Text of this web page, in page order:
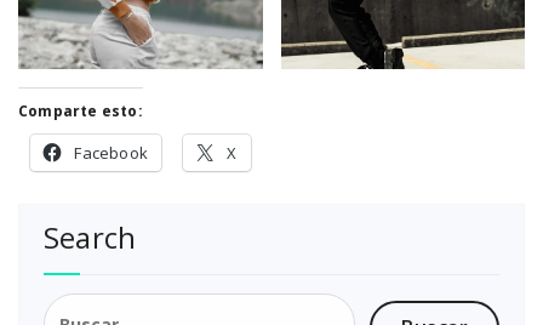
Comparte esto:
Facebook X
Search
Buscar: